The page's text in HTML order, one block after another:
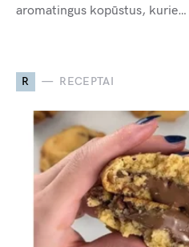
aromatingus kopūstus, kurie…
R RECEPTAI